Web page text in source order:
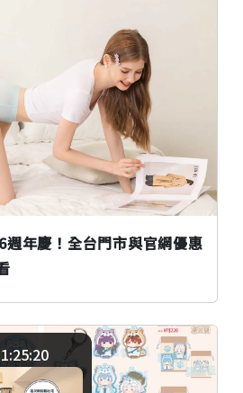
週年慶！全台門市與官網優惠